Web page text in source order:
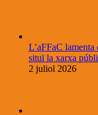
L’aFFaC
situï la xarxa
2 juliol 2026